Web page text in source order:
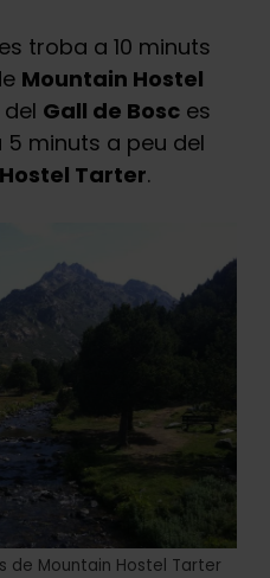
es troba a 10 minuts
Mountain Hostel
Gall de Bosc es
5 minuts a peu del
Tarter.
de Mountain Hostel Tarter